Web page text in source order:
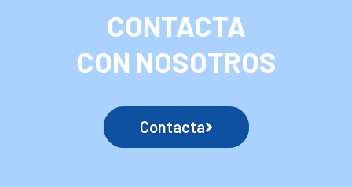
CONTACTA
CON NOSOTROS
Contacta